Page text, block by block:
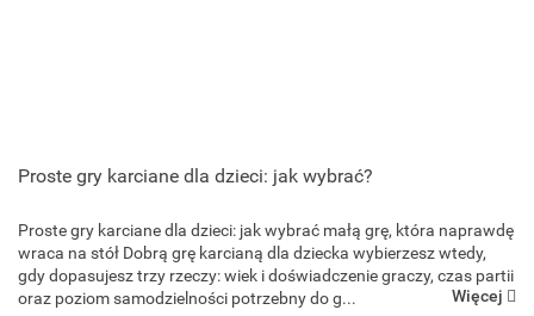
Goliath Games
Proste gry karciane dla dzieci: jak wybrać?
Proste gry karciane dla dzieci: jak wybrać małą grę, która naprawdę
wraca na stół Dobrą grę karcianą dla dziecka wybierzesz wtedy,
gdy dopasujesz trzy rzeczy: wiek i doświadczenie graczy, czas partii
oraz poziom samodzielności potrzebny do g...
Więcej